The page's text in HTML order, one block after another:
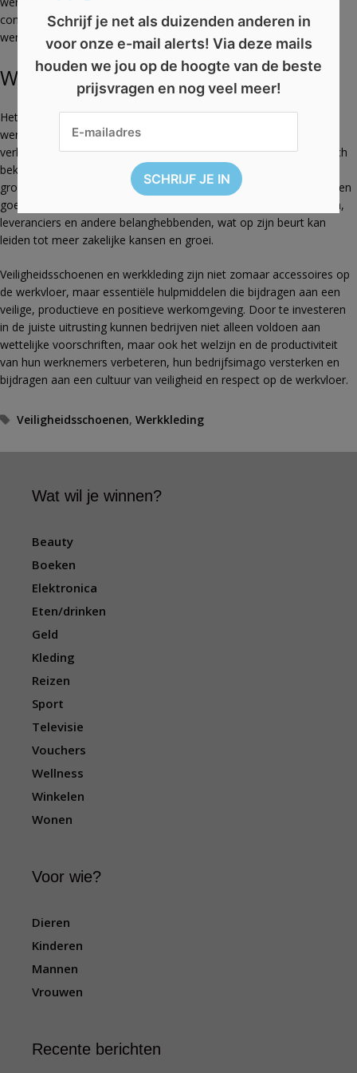
concentreren en minder snel vermoeid raken tijdens lange
werkdagen.
Werk aan je bedrijfsimago
Het verstrekken van hoogwaardige veiligheidsuitrusting aan
werknemers kan ook het bedrijfsimago verbeteren en de morale
verhogen. Werknemers waarderen het wanneer hun werkgever zich
bekommert om hun veiligheid en welzijn, wat kan leiden tot een
grotere loyaliteit en betrokkenheid bij het bedrijf. Daarnaast kan een
goed veiligheidsbeleid bijdragen aan een positief imago bij klanten,
leveranciers en andere belanghebbenden, wat op zijn beurt kan
leiden tot meer zakelijke kansen en groei.
Veiligheidsschoenen en werkkleding zijn niet zomaar accessoires op
de werkvloer, maar essentiële hulpmiddelen die bijdragen aan een
veilige, productieve en positieve werkomgeving. Door te investeren
in de juiste uitrusting kunnen bedrijven niet alleen voldoen aan
wettelijke voorschriften, maar ook het welzijn en de productiviteit
van hun werknemers verbeteren, hun bedrijfsimago versterken en
bijdragen aan een cultuur van veiligheid en respect op de werkvloer.
T
g
Veiligheidsschoenen,Werkkleding
Wat wil je winnen?
Beauty
Boeken
Elektronica
Eten/drinken
Geld
Kleding
Reizen
Sport
Televisie
Vouchers
Wellness
Winkelen
Wonen
Voor wie?
Dieren
Kinderen
Mannen
Vrouwen
Recente berichten
Schrijf je net als duizenden anderen in
voor onze e-mail alerts! Via deze mails
houden we jou op de hoogte van de beste
prijsvragen en nog veel meer!